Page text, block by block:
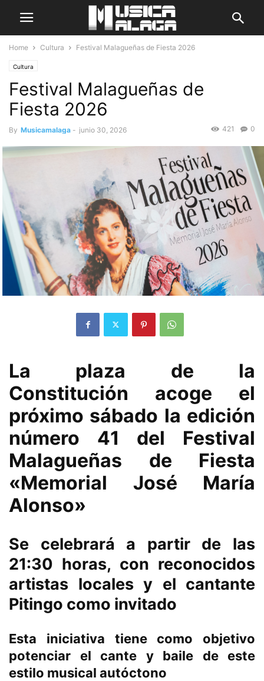
Home Cultura Festival Malagueñas de Fiesta 2026
Cultura
Festival Malagueñas de
Fiesta 2026
By Musicamalaga - junio 30, 2026 0
421
La plaza de la
Constitución acoge el
próximo sábado la edición
número 41 del Festival
Malagueñas de Fiesta
«Memorial José María
Alonso»
Se celebrará a partir de las
21:30 horas, con reconocidos
artistas locales y el cantante
Pitingo como invitado
Esta iniciativa tiene como objetivo
potenciar el cante y baile de este
estilo musical autóctono